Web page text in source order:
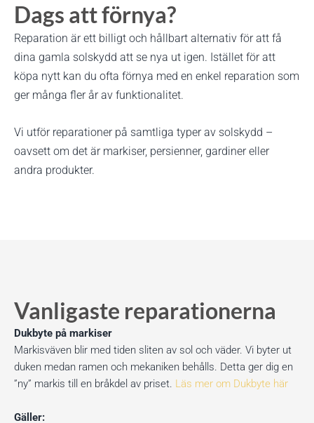
Dags att förnya?
Reparation är ett billigt och hållbart alternativ för att få
dina gamla solskydd att se nya ut igen. Istället för att
köpa nytt kan du ofta förnya med en enkel reparation som
ger många fler år av funktionalitet.
Vi utför reparationer på samtliga typer av solskydd –
oavsett om det är markiser, persienner, gardiner eller
andra produkter.
Vanligaste reparationerna
Dukbyte på markiser
Markisväven blir med tiden sliten av sol och väder. Vi byter ut
duken medan ramen och mekaniken behålls. Detta ger dig en
”ny” markis till en bråkdel av priset. Läs mer om Dukbyte här
Gäller: